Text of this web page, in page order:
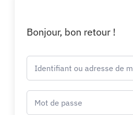
Bonjour, bon retour !